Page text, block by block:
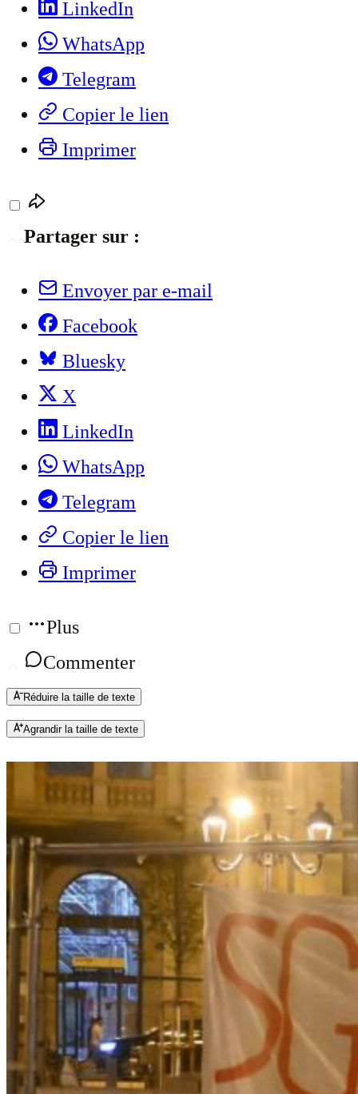
LinkedIn
WhatsApp
Telegram
Copier le lien
Imprimer
Partager sur :
Envoyer par e-mail
Facebook
Bluesky
X
LinkedIn
WhatsApp
Telegram
Copier le lien
Imprimer
Plus
Commenter
Réduire la taille de texte
Agrandir la taille de texte